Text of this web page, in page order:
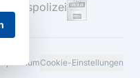
Cookie-Einstellungen